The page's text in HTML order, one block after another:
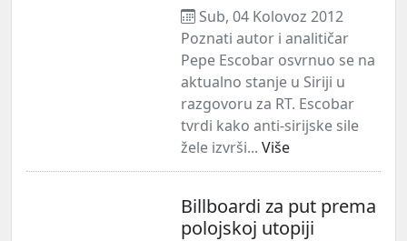
Sub, 04 Kolovoz 2012
Poznati autor i analitičar
Pepe Escobar osvrnuo se na
aktualno stanje u Siriji u
razgovoru za RT. Escobar
tvrdi kako anti-sirijske sile
žele izvrši... Više
Billboardi za put prema
polojskoj utopiji